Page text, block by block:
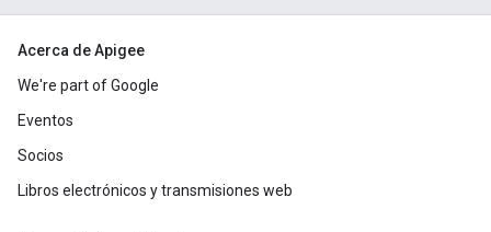
Acerca de Apigee
We're part of Google
Eventos
Socios
Libros electrónicos y transmisiones web